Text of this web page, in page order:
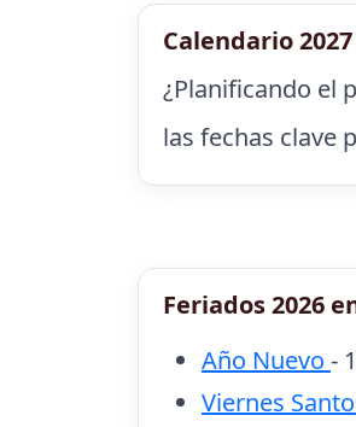
Calendario
¿Planificando el
las fechas clave
Feriados 2026
Año Nuevo -
Viernes